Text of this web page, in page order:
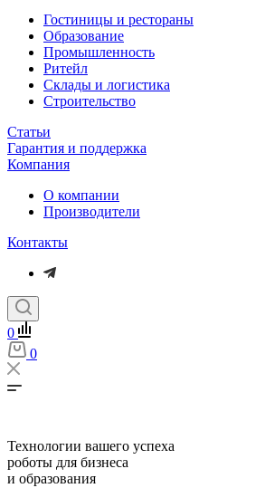
Гостиницы и рестораны
Образование
Промышленность
Ритейл
Склады и логистика
Строительство
Статьи
Гарантия и поддержка
Компания
О компании
Производители
Контакты
0
0
Технологии вашего успеха
роботы для бизнеса
и образования